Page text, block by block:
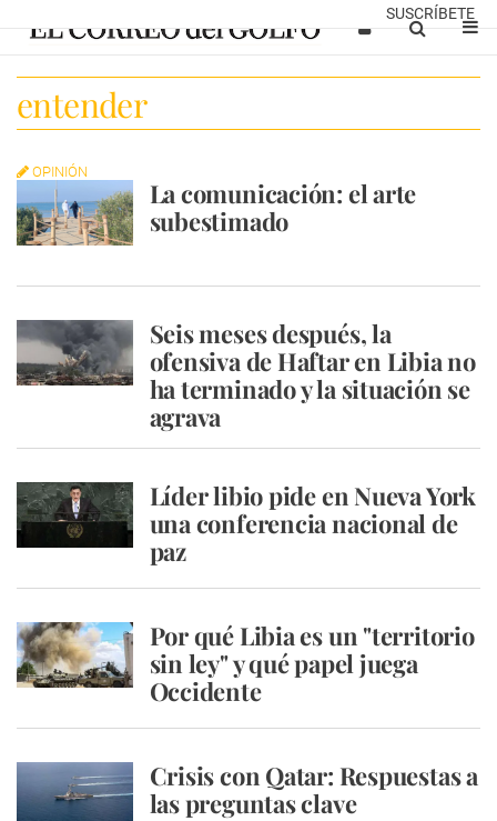
SUSCRÍBETE
entender
OPINIÓN
La comunicación: el arte
subestimado
Seis meses después, la
ofensiva de Haftar en Libia no
ha terminado y la situación se
agrava
Líder libio pide en Nueva York
una conferencia nacional de
paz
Por qué Libia es un "territorio
sin ley" y qué papel juega
Occidente
Crisis con Qatar: Respuestas a
las preguntas clave